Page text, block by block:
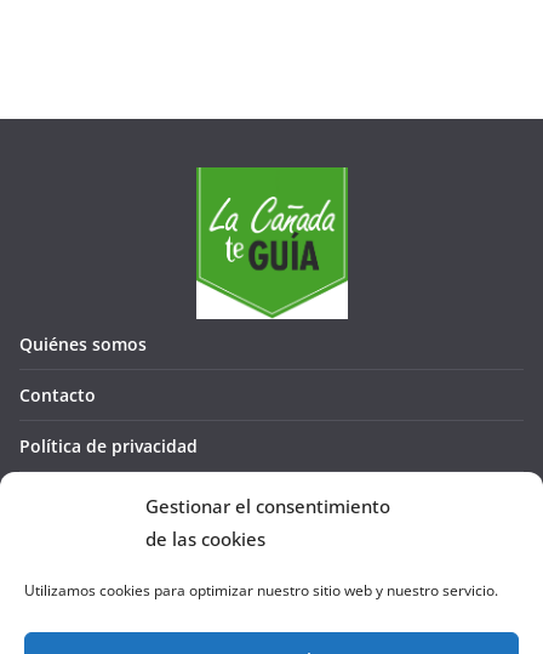
Gestionar el consentimiento
de las cookies
Utilizamos cookies para optimizar nuestro sitio web y nuestro servicio.
Quiénes somos
Contacto
Política de privacidad
Política de cookies (UE)